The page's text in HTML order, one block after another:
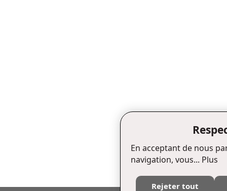
En acceptant de nous
navigation, vous... Plus
Rejeter tout